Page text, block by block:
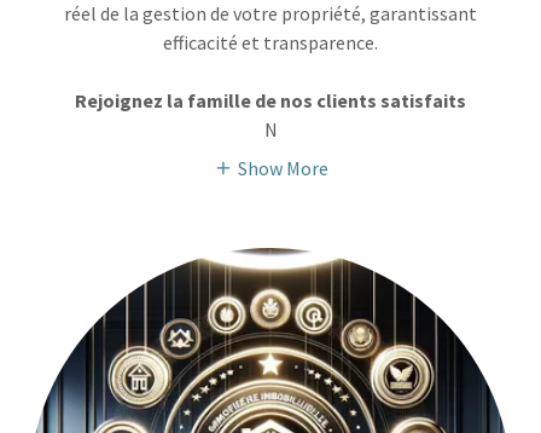
réel de la gestion de votre propriété, garantissant
efficacité et transparence.
Rejoignez la famille de nos clients satisfaits
N
Show More